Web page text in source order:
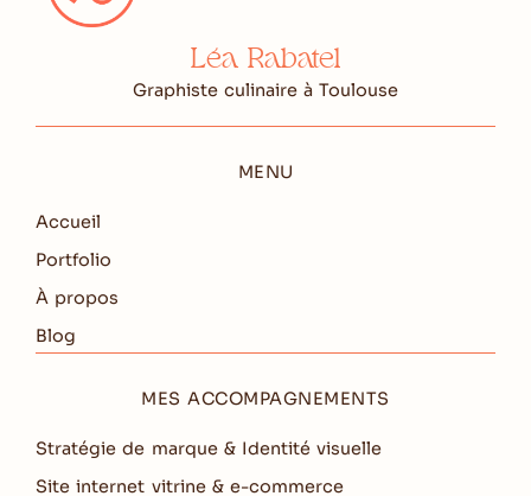
Léa Rabatel
Graphiste culinaire à Toulouse
MENU
Accueil
Portfolio
À propos
Blog
MES ACCOMPAGNEMENTS
Stratégie de marque & Identité visuelle
Site internet vitrine & e-commerce